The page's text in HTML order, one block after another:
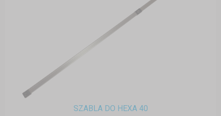
SZABLA DO HEXA 40